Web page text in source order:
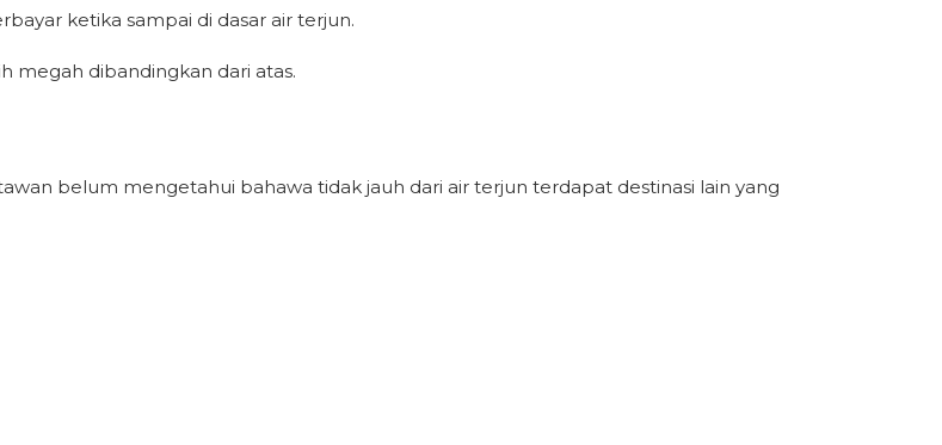
ketika sampai di dasar air terjun.
megah dibandingkan dari atas.
belum mengetahui bahawa tidak jauh dari air terjun terdapat destinasi lain yang